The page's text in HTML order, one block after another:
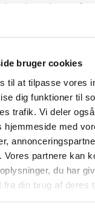
bruger cookies
til at tilpasse vores
dig funktioner til
trafik. Vi deler
hjemmeside med
Vores partnere kan
du har
fra din brug af deres
salmer – i et
Rasmussen på:
– uanset om du
ej. Tag din